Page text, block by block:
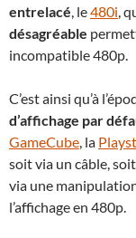
entrelacé, le480i,
désagréable
incompatible 480p.
C’est ainsi qu’à
d’affichage par
GameCube, la
soit via un câble,
via une
l’affichage en 480p.